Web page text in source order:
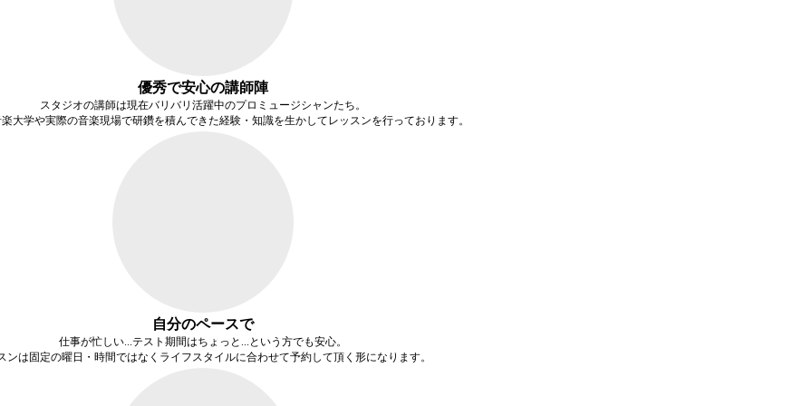
優秀で安心の講師陣
スタジオの講師は現在バリバリ活躍中のプロミュージシャンたち。
大学や実際の音楽現場で研鑽を積んできた経験・知識を生かしてレッスンを行っております。
自分のペースで
仕事が忙しい...テスト期間はちょっと...という方でも安心。
ンは固定の曜日・時間ではなく ライフスタイルに合わせて予約して頂く形になります。